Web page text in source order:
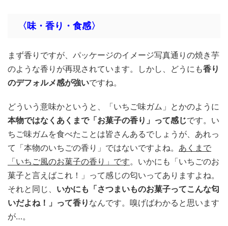
〈味・香り・食感〉
まず香りですが、パッケージのイメージ写真通りの焼き芋
のような香りが再現されています。しかし、どうにも香り
のデフォルメ感が強いですね。
どういう意味かというと、「いちご味ガム」とかのように
本物ではなくあくまで「お菓子の香り」って感じです。い
ちご味ガムを食べたことは皆さんあるでしょうが、あれっ
て「本物のいちごの香り」ではないですよね。 あくまで
「いちご風のお菓子の香り」です。いかにも「いちごのお
菓子と言えばこれ！」って感じの匂いってありますよね。
それと同じ、 いかにも「さつまいものお菓子ってこんな匂
いだよね！」って香り なんです。嗅げばわかると思います
が…。